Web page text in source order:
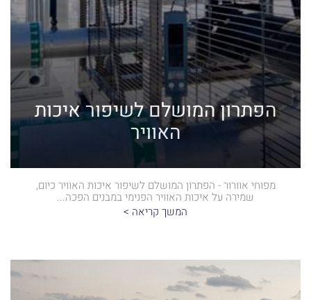
הפתרון המושלם לשיפור איכות
האוויר
מפוחי אוורור - הפתרון המושלם לשיפור איכות האוויר כיום,
שמירה על איכות האוויר הפנימי במבנים הפכה...
המשך קריאה >